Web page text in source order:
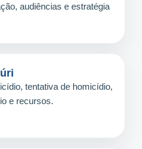
audiências e estratégia
tentativa de homicídio,
e recursos.